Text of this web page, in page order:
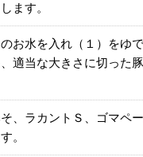
ます。
お水を入れ（１）をゆ
適当な大きさに切った
、ラカントＳ、ゴマペ
。